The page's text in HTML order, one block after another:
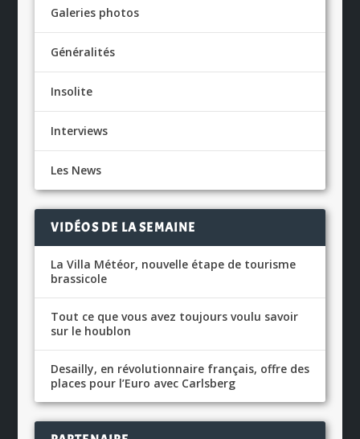
Galeries photos
Généralités
Insolite
Interviews
Les News
VIDÉOS DE LA SEMAINE
La Villa Météor, nouvelle étape de tourisme
brassicole
Tout ce que vous avez toujours voulu savoir
sur le houblon
Desailly, en révolutionnaire français, offre des
places pour l’Euro avec Carlsberg